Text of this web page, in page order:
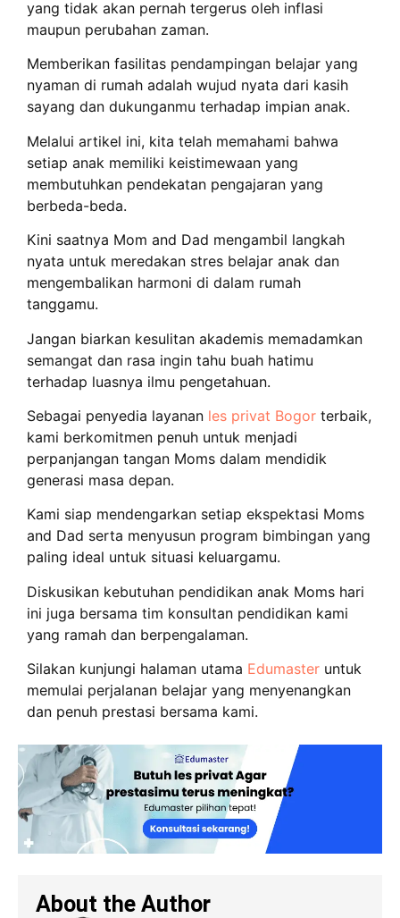
yang tidak akan pernah tergerus oleh inflasi
maupun perubahan zaman.
Memberikan fasilitas pendampingan belajar yang
nyaman di rumah adalah wujud nyata dari kasih
sayang dan dukunganmu terhadap impian anak.
Melalui artikel ini, kita telah memahami bahwa
setiap anak memiliki keistimewaan yang
membutuhkan pendekatan pengajaran yang
berbeda-beda.
Kini saatnya Mom and Dad mengambil langkah
nyata untuk meredakan stres belajar anak dan
mengembalikan harmoni di dalam rumah
tanggamu.
Jangan biarkan kesulitan akademis memadamkan
semangat dan rasa ingin tahu buah hatimu
terhadap luasnya ilmu pengetahuan.
Sebagai penyedia layanan les privat Bogor terbaik,
kami berkomitmen penuh untuk menjadi
perpanjangan tangan Moms dalam mendidik
generasi masa depan.
Kami siap mendengarkan setiap ekspektasi Moms
and Dad serta menyusun program bimbingan yang
paling ideal untuk situasi keluargamu.
Diskusikan kebutuhan pendidikan anak Moms hari
ini juga bersama tim konsultan pendidikan kami
yang ramah dan berpengalaman.
Silakan kunjungi halaman utama Edumaster untuk
memulai perjalanan belajar yang menyenangkan
dan penuh prestasi bersama kami.
About the Author